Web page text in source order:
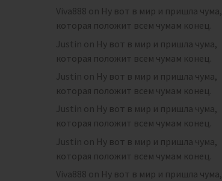
Viva888 on Ну вот в мир и пришла чума,
которая положит всем чумам конец.
Justin on Ну вот в мир и пришла чума,
которая положит всем чумам конец.
Justin on Ну вот в мир и пришла чума,
которая положит всем чумам конец.
Justin on Ну вот в мир и пришла чума,
которая положит всем чумам конец.
Justin on Ну вот в мир и пришла чума,
которая положит всем чумам конец.
Viva888 on Ну вот в мир и пришла чума,